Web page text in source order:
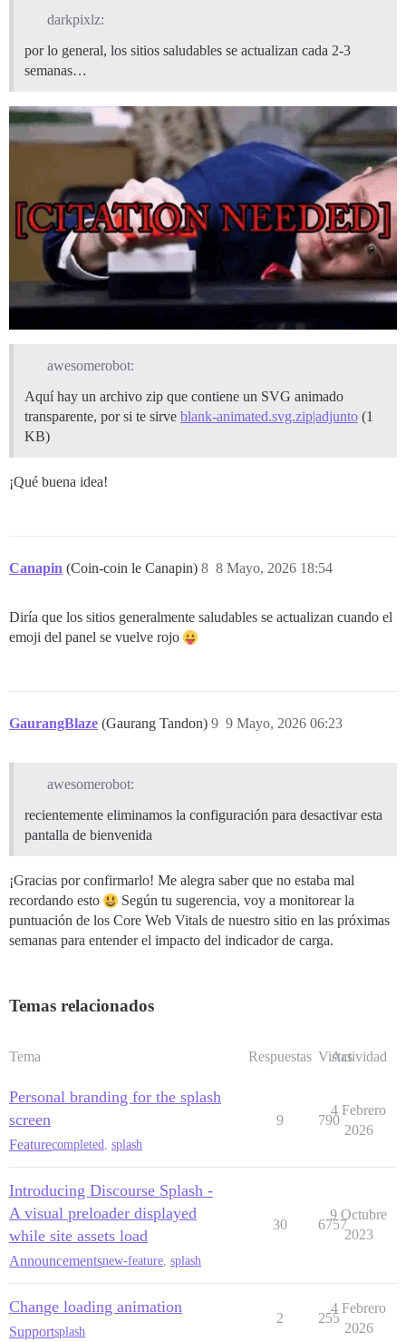
darkpixlz:
por lo general, los sitios saludables se actualizan cada 2-3
semanas…
awesomerobot:
Aquí hay un archivo zip que contiene un SVG animado
transparente, por si te sirve blank-animated.svg.zip|adjunto (1
KB)
¡Qué buena idea!
Canapin (Coin-coin le Canapin) 8 Mayo, 2026 18:54
8
Diría que los sitios generalmente saludables se actualizan cuando el
emoji del panel se vuelve rojo
GaurangBlaze (Gaurang Tandon) 9 Mayo, 2026 06:23
9
awesomerobot:
recientemente eliminamos la configuración para desactivar esta
pantalla de bienvenida
¡Gracias por confirmarlo! Me alegra saber que no estaba mal
recordando esto
Según tu sugerencia, voy a monitorear la
puntuación de los Core Web Vitals de nuestro sitio en las próximas
semanas para entender el impacto del indicador de carga.
Temas relacionados
Tema Respuestas Vistas
Actividad
Personal branding for the splash
screen
Featurecompleted, splash
9 790
4 Febrero
2026
Introducing Discourse Splash -
A visual preloader displayed
while site assets load
Announcementsnew-feature, splash
30 6757
9 Octubre
2023
Change loading animation
Supportsplash
2 255
4 Febrero
2026